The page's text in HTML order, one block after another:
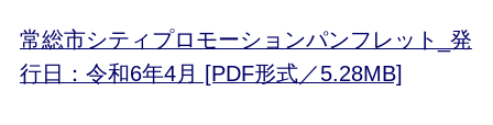
常総市シティプロモーションパンフレット_発
行日：令和6年4月 [PDF形式／5.28MB]